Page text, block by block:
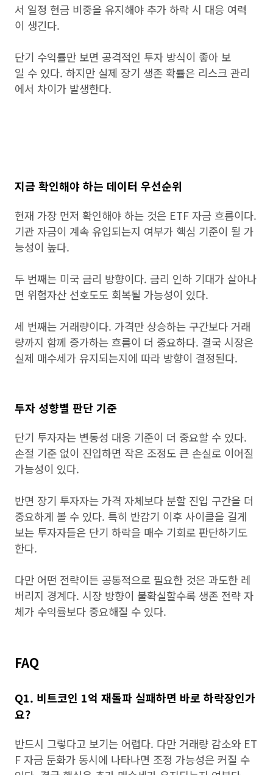
서 일정 현금 비중을 유지해야 추가 하락 시 대응 여력
이 생긴다.
단기 수익률만 보면 공격적인 투자 방식이 좋아 보
일 수 있다. 하지만 실제 장기 생존 확률은 리스크 관리
에서 차이가 발생한다.
지금 확인해야 하는 데이터 우선순위
현재 가장 먼저 확인해야 하는 것은 ETF 자금 흐름이다.
기관 자금이 계속 유입되는지 여부가 핵심 기준이 될 가
능성이 높다.
두 번째는 미국 금리 방향이다. 금리 인하 기대가 살아나
면 위험자산 선호도도 회복될 가능성이 있다.
세 번째는 거래량이다. 가격만 상승하는 구간보다 거래
량까지 함께 증가하는 흐름이 더 중요하다. 결국 시장은
실제 매수세가 유지되는지에 따라 방향이 결정된다.
투자 성향별 판단 기준
단기 투자자는 변동성 대응 기준이 더 중요할 수 있다.
손절 기준 없이 진입하면 작은 조정도 큰 손실로 이어질
가능성이 있다.
반면 장기 투자자는 가격 자체보다 분할 진입 구간을 더
중요하게 볼 수 있다. 특히 반감기 이후 사이클을 길게
보는 투자자들은 단기 하락을 매수 기회로 판단하기도
한다.
다만 어떤 전략이든 공통적으로 필요한 것은 과도한 레
버리지 경계다. 시장 방향이 불확실할수록 생존 전략 자
체가 수익률보다 중요해질 수 있다.
FAQ
Q1. 비트코인 1억 재돌파 실패하면 바로 하락장인가
요?
반드시 그렇다고 보기는 어렵다. 다만 거래량 감소와 ET
F 자금 둔화가 동시에 나타나면 조정 가능성은 커질 수